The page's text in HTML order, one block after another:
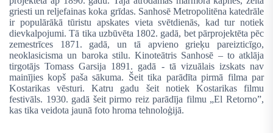
griesti un reljefainas koka grīdas. Sanhosē Metropolitēna katedrāle
ir populārākā tūristu apskates vieta svētdienās, kad tur notiek
dievkalpojumi. Tā tika uzbūvēta 1802. gadā, bet pārprojektēta pēc
zemestrīces 1871. gadā, un tā apvieno grieķu pareizticīgo,
neoklasicisma un baroka stilu. Kinoteātris Sanhosē – to atklāja
tirgotājs Tomass Garsija 1891. gadā - tā vizuālais izskats nav
mainījies kopš paša sākuma. Šeit tika parādīta pirmā filma par
Kostarikas vēsturi. Katru gadu šeit notiek Kostarikas filmu
festivāls. 1930. gadā šeit pirmo reiz parādīja filmu „El Retorno”,
kas tika veidota jaunā foto hroma tehnoloģijā.